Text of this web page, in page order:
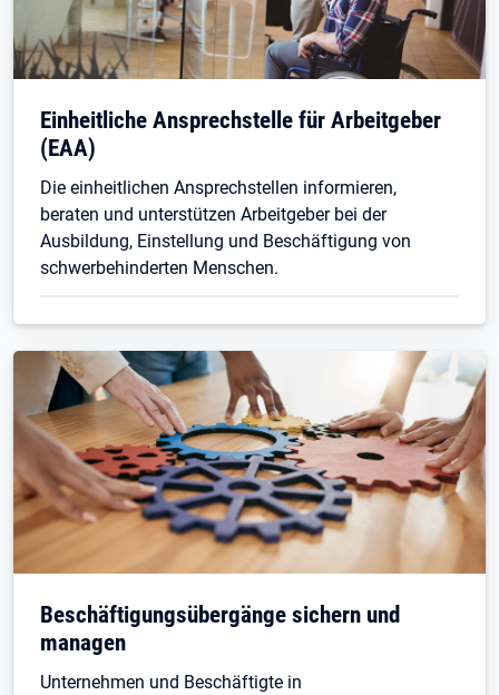
Einheitliche Ansprechstelle für Arbeitgeber
(EAA)
Die einheitlichen Ansprechstellen informieren,
beraten und unterstützen Arbeitgeber bei der
Ausbildung, Einstellung und Beschäftigung von
schwerbehinderten Menschen.
Beschäftigungsübergänge sichern und
managen
Unternehmen und Beschäftigte in